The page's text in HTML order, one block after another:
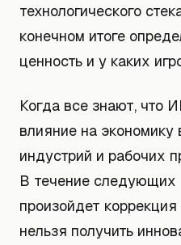
технологического
конечном итоге
ценность и у каких
Когда все знают, что
влияние на
индустрий и рабочих
В течение следующих
произойдет
нельзя получить